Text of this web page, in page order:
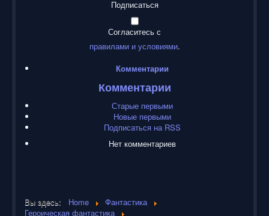
Подписаться
Согласитесь с
правилами и условиями.
Комментарии
Комментарии
Старые первыми
Новые первыми
Подписаться на RSS
Нет комментариев
Вы здесь: Home
Фантастика
Героическая фантастика